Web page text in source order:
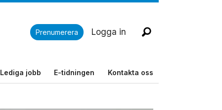
Prenumerera Logga in
Lediga jobb E-tidningen Kontakta oss